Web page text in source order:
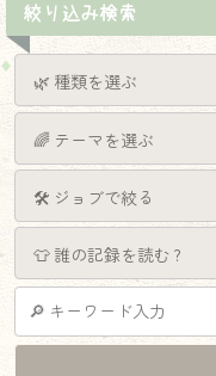
絞り込み検索